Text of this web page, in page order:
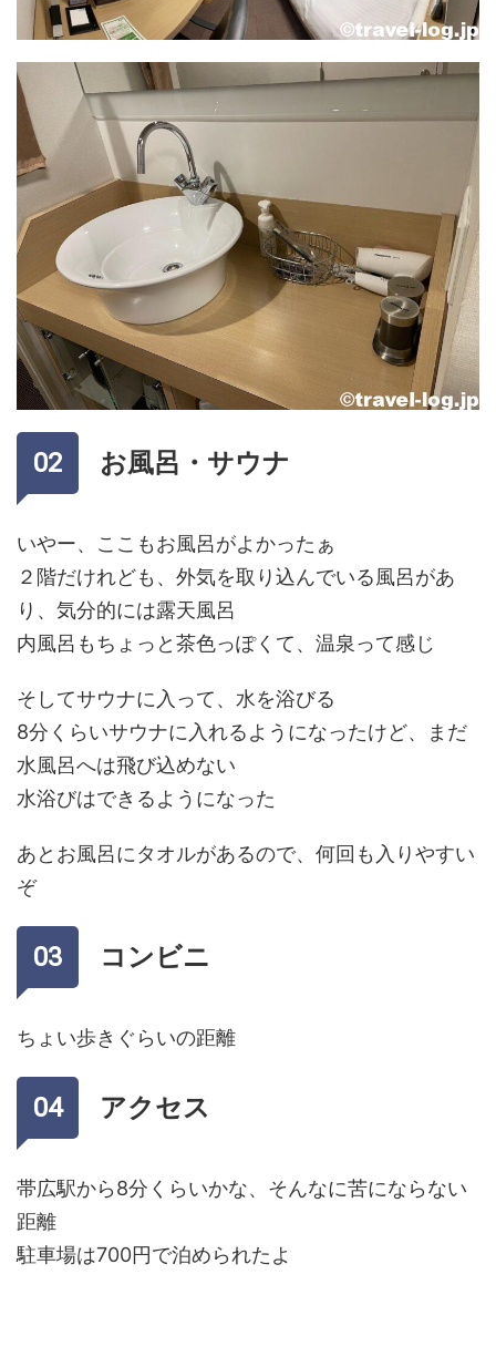
お風呂・サウナ
いやー、ここもお風呂がよかったぁ
２階だけれども、外気を取り込んでいる風呂があ
り、気分的には露天風呂
内風呂もちょっと茶色っぽくて、温泉って感じ
そしてサウナに入って、水を浴びる
8分くらいサウナに入れるようになったけど、まだ
水風呂へは飛び込めない
水浴びはできるようになった
あとお風呂にタオルがあるので、何回も入りやすい
ぞ
コンビニ
ちょい歩きぐらいの距離
アクセス
帯広駅から8分くらいかな、そんなに苦にならない
距離
駐車場は700円で泊められたよ